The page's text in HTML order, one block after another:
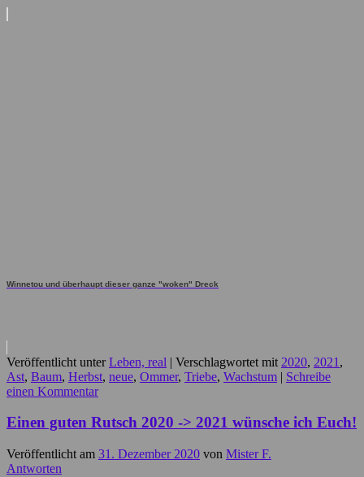
Winnetou und überhaupt dieser ganze "woken" Dreck
Veröffentlicht unter Leben, real | Verschlagwortet mit 2020, 2021 ,
Ast, Baum, Herbst, neue, Ommer, Triebe, Wachstum | Schreibe
einen Kommentar
Einen guten Rutsch 2020 -> 2021 wünsche ich Euch!
Veröffentlicht am 31. Dezember 2020 von Mister F.
Antworten